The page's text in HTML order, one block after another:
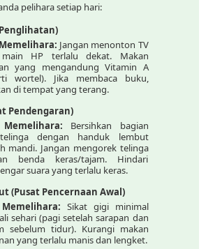
pelihara setiap hari:
Jangan menonton TV
HP terlalu dekat. Makan
yang mengandung Vitamin A
wortel). Jika membaca buku,
di tempat yang terang.
Pendengaran)
Bersihkan bagian
dengan handuk lembut
mandi. Jangan mengorek telinga
benda keras/tajam. Hindari
suara yang terlalu keras.
(Pusat Pencernaan Awal)
Sikat gigi minimal
sehari (pagi setelah sarapan dan
sebelum tidur). Kurangi makan
yang terlalu manis dan lengket.